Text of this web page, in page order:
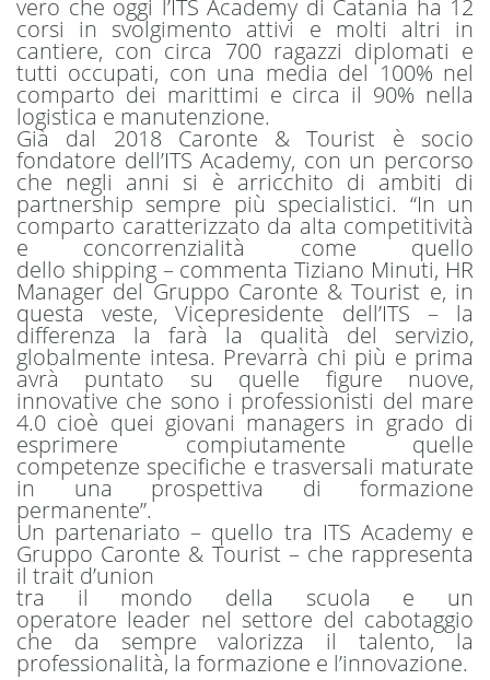
vero che oggi l’ITS Academy di Catania ha 12
corsi in svolgimento attivi e molti altri in
cantiere, con circa 700 ragazzi diplomati e
tutti occupati, con una media del 100% nel
comparto dei marittimi e circa il 90% nella
logistica e manutenzione.
Già dal 2018 Caronte & Tourist è socio
fondatore dell’ITS Academy, con un percorso
che negli anni si è arricchito di ambiti di
partnership sempre più specialistici. “In un
comparto caratterizzato da alta competitività
e concorrenzialità come quello
dello shipping – commenta Tiziano Minuti, HR
Manager del Gruppo Caronte & Tourist e, in
questa veste, Vicepresidente dell’ITS – la
differenza la farà la qualità del servizio,
globalmente intesa. Prevarrà chi più e prima
avrà puntato su quelle figure nuove,
innovative che sono i professionisti del mare
4.0 cioè quei giovani managers in grado di
esprimere compiutamente quelle
competenze specifiche e trasversali maturate
in una prospettiva di formazione
permanente”.
Un partenariato – quello tra ITS Academy e
Gruppo Caronte & Tourist – che rappresenta
il trait d’union
tra il mondo della scuola e un
operatore leader nel settore del cabotaggio
che da sempre valorizza il talento, la
professionalità, la formazione e l’innovazione.